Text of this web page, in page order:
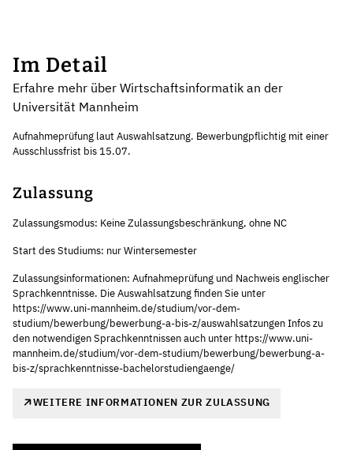
Im Detail
Erfahre mehr über Wirtschaftsinformatik an der
Universität Mannheim
Aufnahmeprüfung laut Auswahlsatzung. Bewerbungpflichtig mit einer
Ausschlussfrist bis 15.07.
Zulassung
Zulassungsmodus: Keine Zulassungsbeschränkung, ohne NC
Start des Studiums: nur Wintersemester
Zulassungsinformationen: Aufnahmeprüfung und Nachweis englischer
Sprachkenntnisse. Die Auswahlsatzung finden Sie unter
https://www.uni-mannheim.de/studium/vor-dem-
studium/bewerbung/bewerbung-a-bis-z/auswahlsatzungen Infos zu
den notwendigen Sprachkenntnissen auch unter https://www.uni-
mannheim.de/studium/vor-dem-studium/bewerbung/bewerbung-a-
bis-z/sprachkenntnisse-bachelorstudiengaenge/
WEITERE INFORMATIONEN ZUR ZULASSUNG